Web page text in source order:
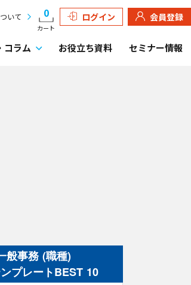
いて 0
カート
ログイン 会員登録
コラム お役立ち資料 セミナー情報
般事務 (職種)
プレートBEST 10